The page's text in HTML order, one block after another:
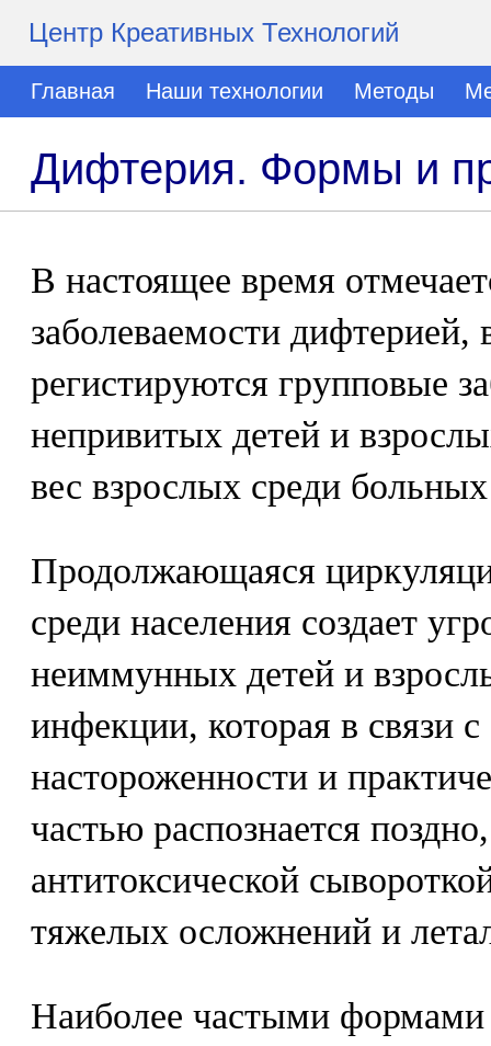
Центр Креативных Технологий
Главная Наши технологии Методы
Дифтерия. Формы и
В настоящее время
заболеваемости дифтерией,
регистируются групповые
непривитых детей и
вес взрослых среди
Продолжающаяся
среди населения создает
неиммунных детей и
инфекции, которая в связи
настороженности и
частью распознается
антитоксической
тяжелых осложнений и
Наиболее частыми